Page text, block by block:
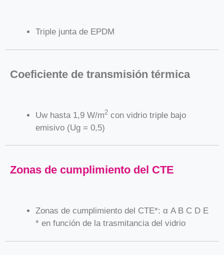
Triple junta de EPDM
Coeficiente de transmisión térmica
Uw hasta 1,9 W/m2 con vidrio triple bajo
emisivo (Ug = 0,5)
Zonas de cumplimiento del CTE
Zonas de cumplimiento del CTE*: α A B C D E
* en función de la trasmitancia del vidrio